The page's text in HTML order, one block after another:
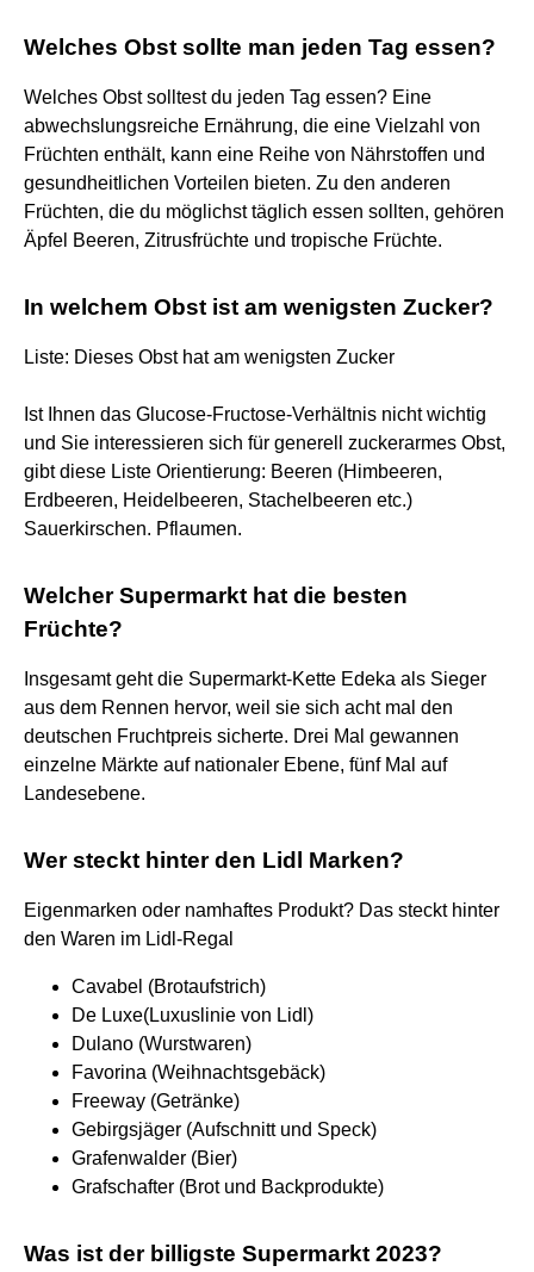
Welches Obst sollte man jeden Tag essen?
Welches Obst solltest du jeden Tag essen? Eine
abwechslungsreiche Ernährung, die eine Vielzahl von
Früchten enthält, kann eine Reihe von Nährstoffen und
gesundheitlichen Vorteilen bieten. Zu den anderen
Früchten, die du möglichst täglich essen sollten, gehören
Äpfel Beeren, Zitrusfrüchte und tropische Früchte.
In welchem Obst ist am wenigsten Zucker?
Liste: Dieses Obst hat am wenigsten Zucker
Ist Ihnen das Glucose-Fructose-Verhältnis nicht wichtig
und Sie interessieren sich für generell zuckerarmes Obst,
gibt diese Liste Orientierung: Beeren (Himbeeren,
Erdbeeren, Heidelbeeren, Stachelbeeren etc.)
Sauerkirschen. Pflaumen.
Welcher Supermarkt hat die besten
Früchte?
Insgesamt geht die Supermarkt-Kette Edeka als Sieger
aus dem Rennen hervor, weil sie sich acht mal den
deutschen Fruchtpreis sicherte. Drei Mal gewannen
einzelne Märkte auf nationaler Ebene, fünf Mal auf
Landesebene.
Wer steckt hinter den Lidl Marken?
Eigenmarken oder namhaftes Produkt? Das steckt hinter
den Waren im Lidl-Regal
Cavabel (Brotaufstrich)
De Luxe(Luxuslinie von Lidl)
Dulano (Wurstwaren)
Favorina (Weihnachtsgebäck)
Freeway (Getränke)
Gebirgsjäger (Aufschnitt und Speck)
Grafenwalder (Bier)
Grafschafter (Brot und Backprodukte)
Was ist der billigste Supermarkt 2023?